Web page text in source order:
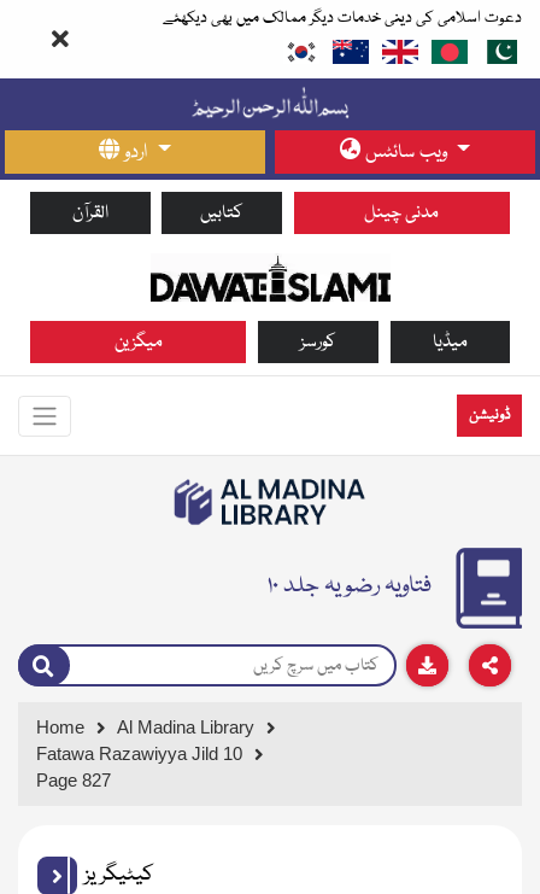
دعوت اسلامی کی دینی خدمات دیگر ممالک میں بھی دیکھئے
اردو ویب سائٹس
القرآن کتابیں مدنی چینل
میگزین کورسز میڈیا
ڈونیشن
فتاویہ رضویہ جلد ۱۰
Home
Al Madina Library
Fatawa Razawiyya Jild 10
Page 827
کیٹیگریز